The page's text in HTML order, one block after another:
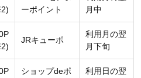
ーポイント
月中
JRキューポ
利用月の翌
月下旬
ショップdeポ
利用日の翌